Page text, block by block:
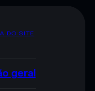
DO SITE
geral